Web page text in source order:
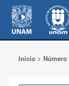
Inicio> Número